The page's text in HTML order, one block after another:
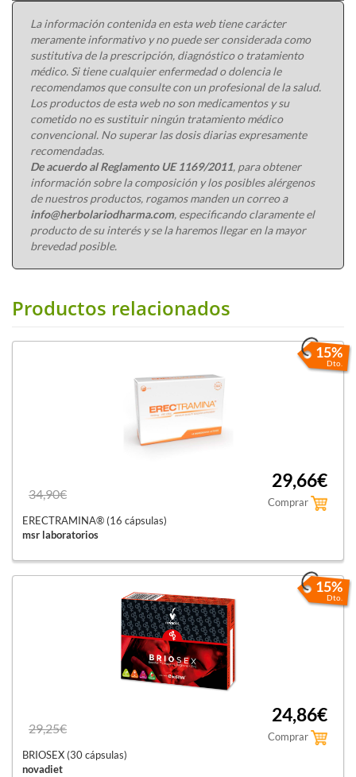
La información contenida en esta web tiene carácter
meramente informativo y no puede ser considerada como
sustitutiva de la prescripción, diagnóstico o tratamiento
médico. Si tiene cualquier enfermedad o dolencia le
recomendamos que consulte con un profesional de la salud.
Los productos de esta web no son medicamentos y su
cometido no es sustituir ningún tratamiento médico
convencional. No superar las dosis diarias expresamente
recomendadas.
De acuerdo al Reglamento UE 1169/2011, para obtener
información sobre la composición y los posibles alérgenos
de nuestros productos, rogamos manden un correo a
info@herbolariodharma.com, especificando claramente el
producto de su interés y se la haremos llegar en la mayor
brevedad posible.
Productos relacionados
15%
Dto.
34,90€
29,66€
Comprar
ERECTRAMINA® (16 cápsulas)
msr laboratorios
15%
Dto.
29,25€
24,86€
Comprar
BRIOSEX (30 cápsulas)
novadiet